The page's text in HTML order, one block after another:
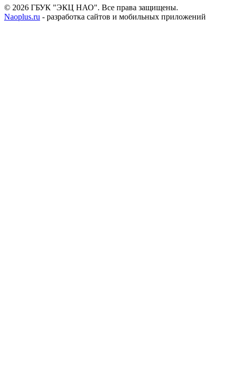
© 2026 ГБУК "ЭКЦ НАО". Все права защищены.
Naoplus.ru - разработка сайтов и мобильных приложений